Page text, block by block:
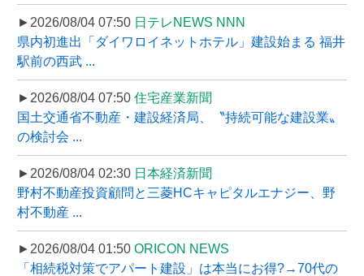
►2026/08/04 07:50 日テレNEWS NNN
県内初進出「ダイワロイネットホテル」建設始まる 福井
駅前の西武 ...
►2026/08/04 07:50 住宅産業新聞
国土交通省不動産・建設経済局、〝持続可能な建設業〟
の検討会 ...
►2026/08/04 02:30 日本経済新聞
野村不動産投資顧問と三菱HCキャピタルエナジー、野
村不動産 ...
►2026/08/04 01:50 ORICON NEWS
「相続税対策でアパート建設」は本当にお得?→70代の